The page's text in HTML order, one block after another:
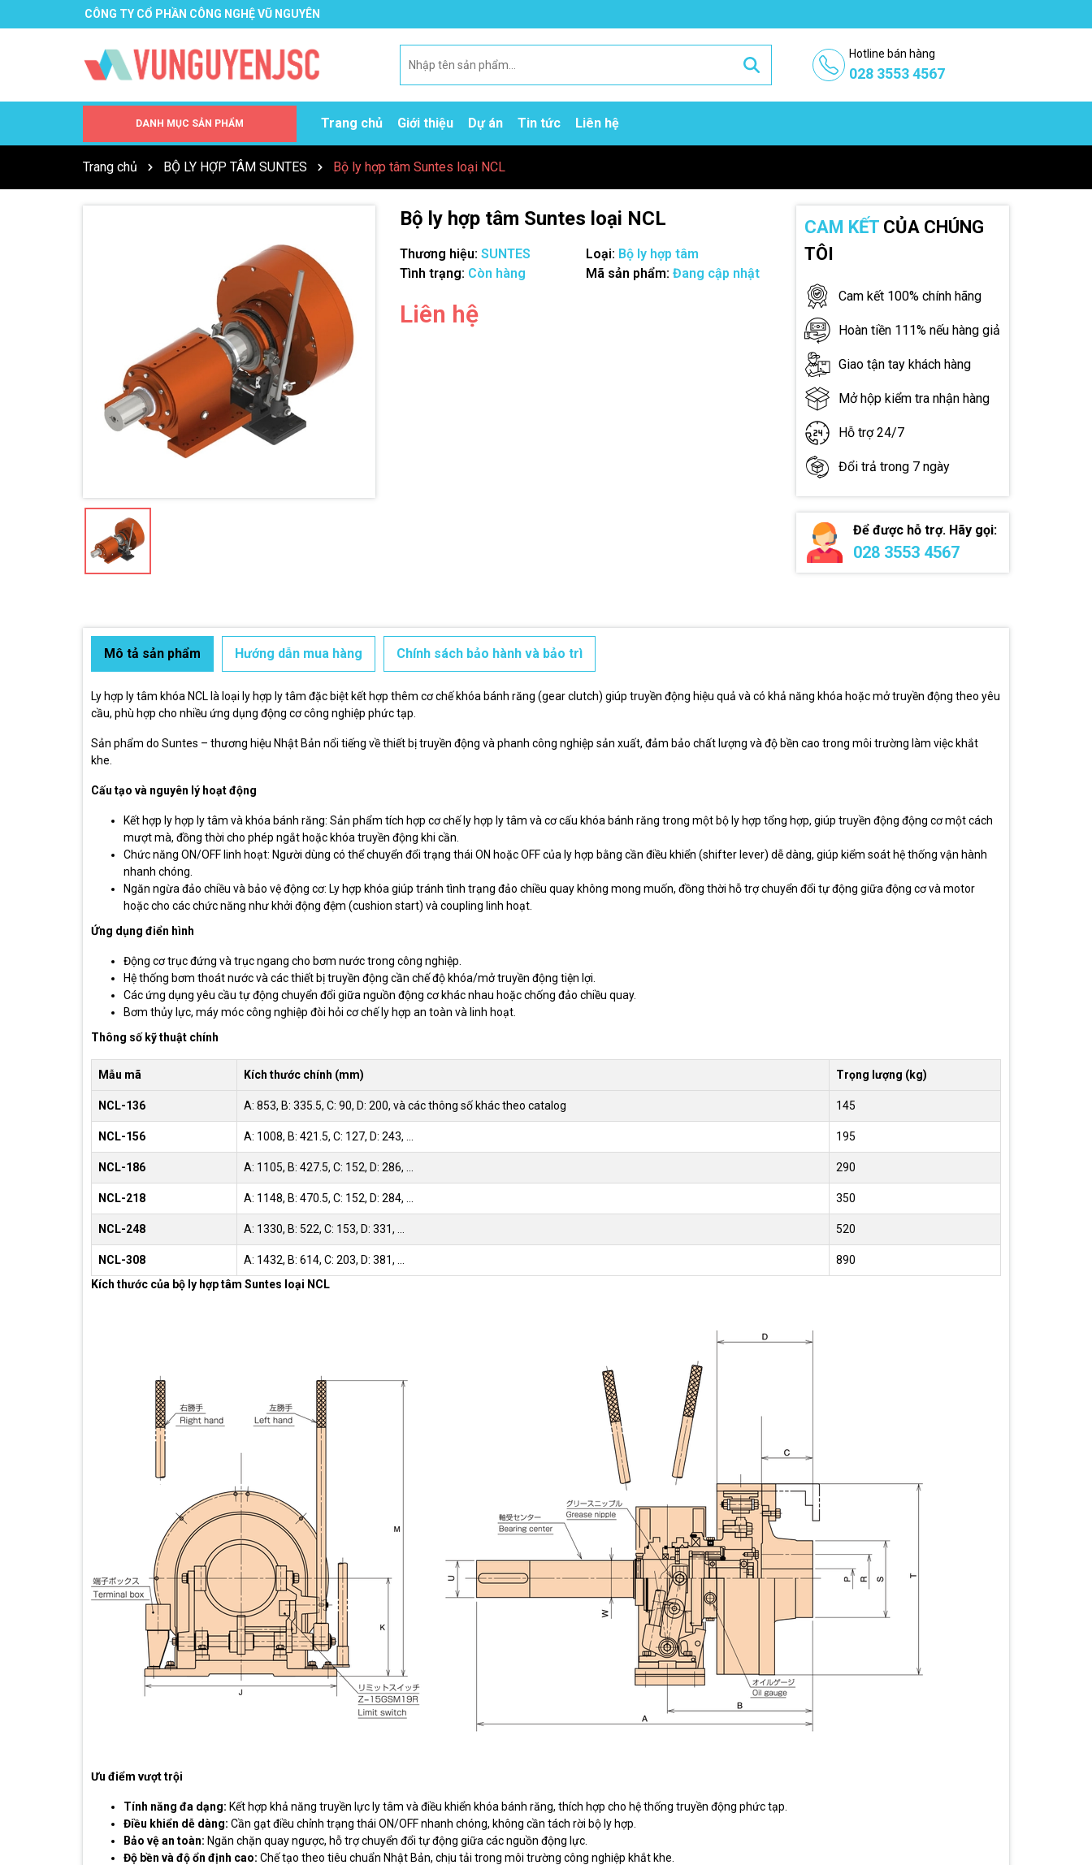
CÔNG TY CỔ PHẦN CÔNG NGHỆ VŨ NGUYÊN
Hotline bán hàng
028 3553 4567
DANH MỤC SẢN PHẨM Trang chủ Giới thiệu Dự án Tin tức Liên hệ
Trang chủ BỘ LY HỢP TÂM SUNTES Bộ ly hợp tâm Suntes loại NCL
Bộ ly hợp tâm Suntes loại NCL
Thương hiệu: SUNTES Loại: Bộ ly hợp tâm
Tình trạng: Còn hàng Mã sản phẩm: Đang cập nhật
Liên hệ
CAM KẾTCỦA CHÚNG
TÔI
Cam kết 100% chính hãng
Hoàn tiền 111% nếu hàng giả
Giao tận tay khách hàng
Mở hộp kiểm tra nhận hàng
Hỗ trợ 24/7
Đổi trả trong 7 ngày
Để được hỗ trợ. Hãy gọi:
028 3553 4567
Mô tả sản phẩm Hướng dẫn mua hàng Chính sách bảo hành và bảo trì
Ly hợp ly tâm khóa NCL là loại ly hợp ly tâm đặc biệt kết hợp thêm cơ chế khóa bánh răng (gear clutch) giúp truyền động hiệu quả và có khả năng khóa hoặc mở truyền động theo yêu
cầu, phù hợp cho nhiều ứng dụng động cơ công nghiệp phức tạp.
Sản phẩm do Suntes – thương hiệu Nhật Bản nổi tiếng về thiết bị truyền động và phanh công nghiệp sản xuất, đảm bảo chất lượng và độ bền cao trong môi trường làm việc khắt
khe.
Cấu tạo và nguyên lý hoạt động
Kết hợp ly hợp ly tâm và khóa bánh răng: Sản phẩm tích hợp cơ chế ly hợp ly tâm và cơ cấu khóa bánh răng trong một bộ ly hợp tổng hợp, giúp truyền động động cơ một cách
mượt mà, đồng thời cho phép ngắt hoặc khóa truyền động khi cần.
Chức năng ON/OFF linh hoạt: Người dùng có thể chuyển đổi trạng thái ON hoặc OFF của ly hợp bằng cần điều khiển (shifter lever) dễ dàng, giúp kiểm soát hệ thống vận hành
nhanh chóng.
Ngăn ngừa đảo chiều và bảo vệ động cơ: Ly hợp khóa giúp tránh tình trạng đảo chiều quay không mong muốn, đồng thời hỗ trợ chuyển đổi tự động giữa động cơ và motor
hoặc cho các chức năng như khởi động đệm (cushion start) và coupling linh hoạt.
Ứng dụng điển hình
Động cơ trục đứng và trục ngang cho bơm nước trong công nghiệp.
Hệ thống bơm thoát nước và các thiết bị truyền động cần chế độ khóa/mở truyền động tiện lợi.
Các ứng dụng yêu cầu tự động chuyển đổi giữa nguồn động cơ khác nhau hoặc chống đảo chiều quay.
Bơm thủy lực, máy móc công nghiệp đòi hỏi cơ chế ly hợp an toàn và linh hoạt.
Thông số kỹ thuật chính
Mẫu mã Kích thước chính (mm) Trọng lượng (kg)
NCL-136 A: 853, B: 335.5, C: 90, D: 200, và các thông số khác theo catalog 145
NCL-156 A: 1008, B: 421.5, C: 127, D: 243, ... 195
NCL-186 A: 1105, B: 427.5, C: 152, D: 286, ... 290
NCL-218 A: 1148, B: 470.5, C: 152, D: 284, ... 350
NCL-248 A: 1330, B: 522, C: 153, D: 331, ... 520
NCL-308 A: 1432, B: 614, C: 203, D: 381, ...
890
Kích thước của bộ ly hợp tâm Suntes loại NCL
Ưu điểm vượt trội
Tính năng đa dạng: Kết hợp khả năng truyền lực ly tâm và điều khiển khóa bánh răng, thích hợp cho hệ thống truyền động phức tạp.
Điều khiển dễ dàng: Cần gạt điều chỉnh trạng thái ON/OFF nhanh chóng, không cần tách rời bộ ly hợp.
Bảo vệ an toàn: Ngăn chặn quay ngược, hỗ trợ chuyển đổi tự động giữa các nguồn động lực.
Độ bền và độ ổn định cao: Chế tạo theo tiêu chuẩn Nhật Bản, chịu tải trong môi trường công nghiệp khắt khe.